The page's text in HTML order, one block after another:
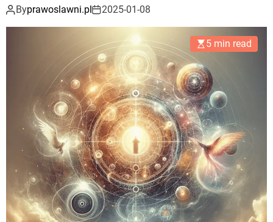
Byprawoslawni.pl 2025-01-08
5 min read